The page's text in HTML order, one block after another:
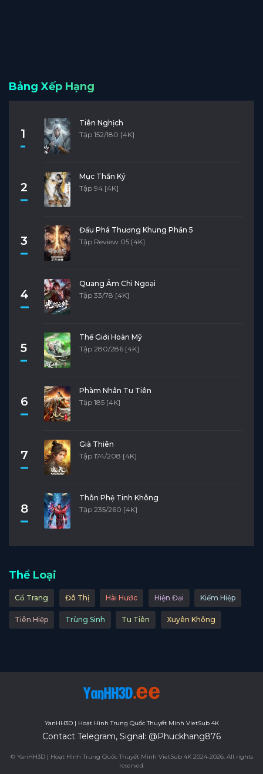
Bảng Xếp Hạng
1
Tiên Nghịch
Tập 152/180 [4K]
2
Mục Thần Ký
Tập 94 [4K]
3
Đấu Phá Thương Khung Phần 5
Tập Review 05 [4K]
4
Quang Âm Chi Ngoại
Tập 33/78 [4K]
5
Thế Giới Hoàn Mỹ
Tập 280/286 [4K]
6
Phàm Nhân Tu Tiên
Tập 185 [4K]
7
Già Thiên
Tập 174/208 [4K]
8
Thôn Phệ Tinh Không
Tập 235/260 [4K]
Thể Loại
Cổ Trang Đô Thị Hài Hước Hiện Đại Kiếm Hiệp
Tiên Hiệp Trùng Sinh Tu Tiên Xuyên Không
YanHH3D | Hoạt Hình Trung Quốc Thuyết Minh VietSub 4K
Contact Telegram, Signal: @Phuckhang876
© YanHH3D | Hoạt Hình Trung Quốc Thuyết Minh VietSub 4K 2024-2026. All rights
reserved.